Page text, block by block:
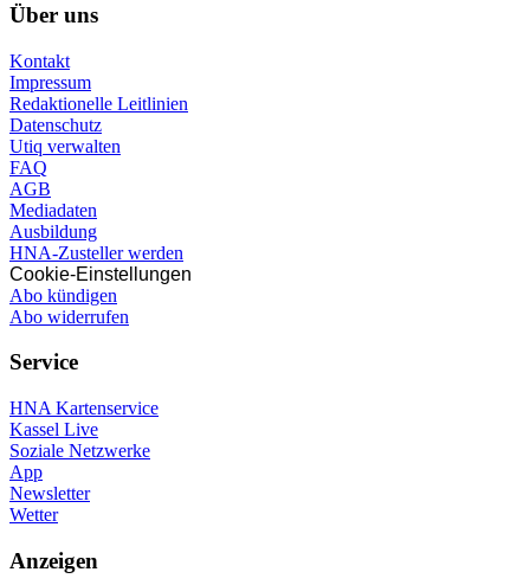
Über uns
Kontakt
Impressum
Redaktionelle Leitlinien
Datenschutz
Utiq verwalten
FAQ
AGB
Mediadaten
Ausbildung
HNA-Zusteller werden
Cookie-Einstellungen
Abo kündigen
Abo widerrufen
Service
HNA Kartenservice
Kassel Live
Soziale Netzwerke
App
Newsletter
Wetter
Anzeigen